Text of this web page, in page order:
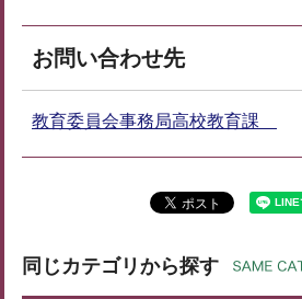
お問い合わせ先
教育委員会事務局高校教育課
同じカテゴリから探す